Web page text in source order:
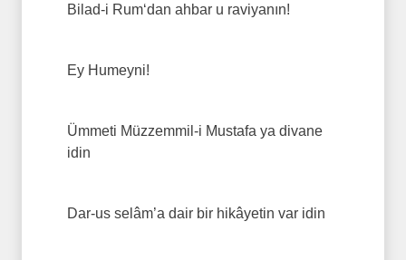
Bilad-i Rum‘dan ahbar u raviyanın!
Ey Humeyni!
Ümmeti Müzzemmil-i Mustafa ya divane
idin
Dar-us selâm’a dair bir hikâyetin var idin